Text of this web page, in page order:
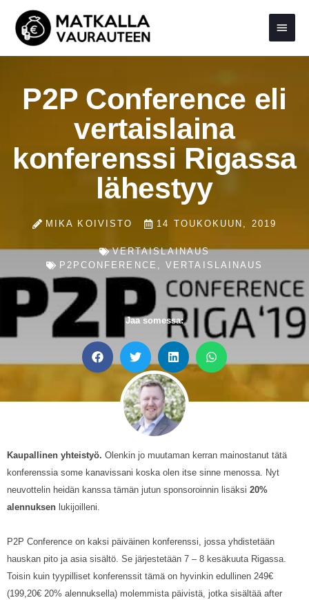
sisältöön
P2P Conference eli
vertaislaina
konferenssi Rigassa
lähestyy
MIKA KOIVISTO 14 TOUKOKUUN, 2019
VERTAISLAINAUS
P2PCONFERENCE ,VERTAISLAINAUS
Jaa somessa:
Kaupallinen yhteistyö. Olenkin jo muutaman kerran mainostanut tätä
konferenssia some kanavissani koska olen itse sinne menossa. Nyt
neuvottelin heidän kanssa tämän jutun sponsoroinnin lisäksi 20%
alennuksen lukijoilleni.
P2P Conference on kaksi päiväinen konferenssi, jossa yhdistetään
hauskan pito ja asia sisältö. Se järjestetään 7 – 8 kesäkuuta Rigassa.
Toisin kuin tyypilliset konferenssit tämä on hyvinkin edullinen 249€
(199,20€ 20% alennuksella) molemmista päivistä, jotka sisältää after